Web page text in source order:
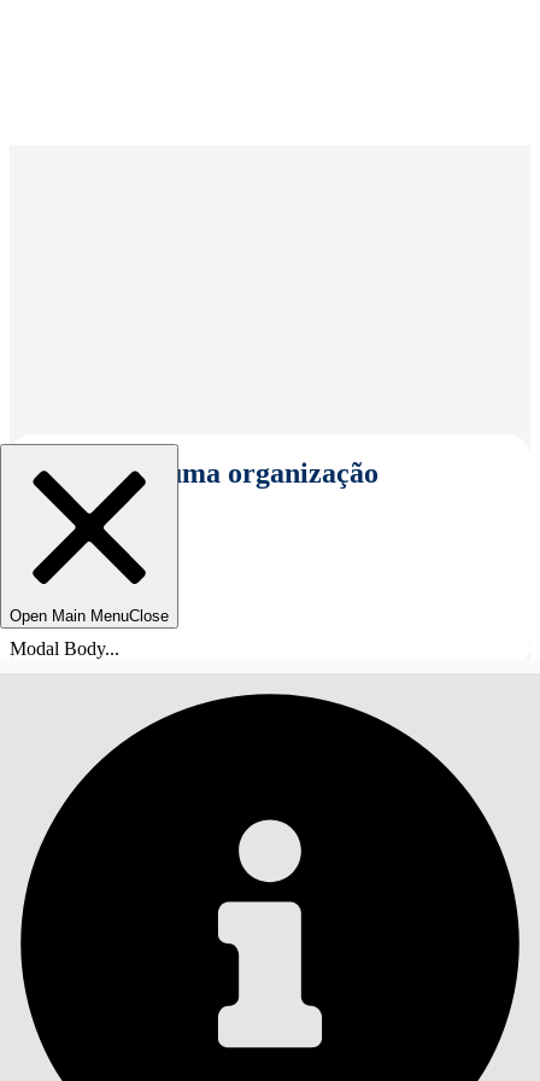
Selecionar uma organização
Open Main MenuClose
Modal Body...
ÍNDICE